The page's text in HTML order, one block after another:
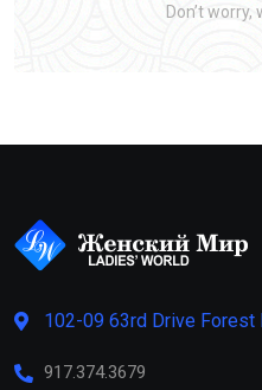
Don’t worry,
102-09 63rd Drive Forest
917.374.3679